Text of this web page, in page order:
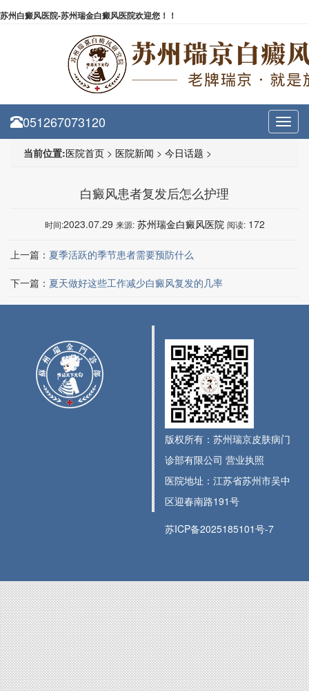
苏州白癜风医院-苏州瑞金白癜风医院欢迎您！！
051267073120
当前位置:医院首页 > 医院新闻 > 今日话题 >
白癜风患者复发后怎么护理
时间:2023.07.29 来源: 苏州瑞金白癜风医院 阅读: 172
上一篇： 夏季活跃的季节患者需要预防什么
下一篇： 夏天做好这些工作减少白癜风复发的几率
版权所有：苏州瑞京皮肤病门
诊部有限公司 营业执照
医院地址：江苏省苏州市吴中
区迎春南路191号
苏ICP备2025185101号-7